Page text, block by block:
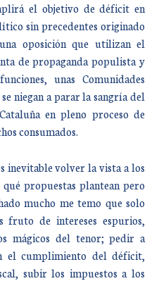
el objetivo de déficit en
sin precedentes originado
oposición que utilizan el
de propaganda populista y
unas Comunidades
niegan a parar la sangría del
en pleno proceso de
consumados.
inevitable volver la vista a los
propuestas plantean pero
mucho me temo que solo
fruto de intereses espurios,
mágicos del tenor; pedir a
el cumplimiento del déficit,
subir los impuestos a los